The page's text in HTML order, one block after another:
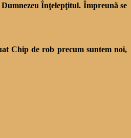
Înţelepţitul. Împreună se
Chip de rob precum suntem noi,